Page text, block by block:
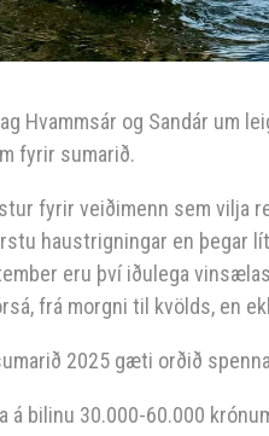
Hvammsár og Sandár um
fyrir sumarið.
fyrir veiðimenn sem vilja
haustrigningar en þegar
eru því iðulega
frá morgni til kvölds, en
2025 gæti orðið
bilinu 30.000-60.000